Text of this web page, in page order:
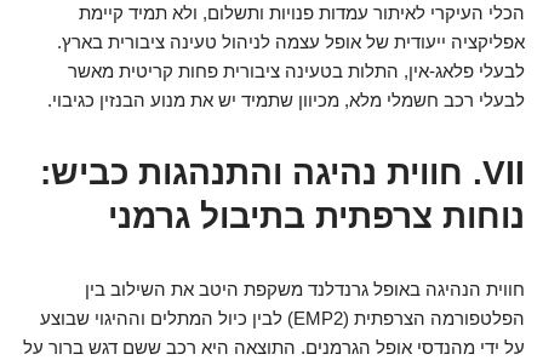
הכלי העיקרי לאיתור עמדות פנויות ותשלום, ולא תמיד קיימת
אפליקציה ייעודית של אופל עצמה לניהול טעינה ציבורית בארץ.
לבעלי פלאג-אין, התלות בטעינה ציבורית פחות קריטית מאשר
לבעלי רכב חשמלי מלא, מכיוון שתמיד יש את מנוע הבנזין כגיבוי.
VII. חווית נהיגה והתנהגות כביש:
נוחות צרפתית בתיבול גרמני
חווית הנהיגה באופל גרנדלנד משקפת היטב את השילוב בין
הפלטפורמה הצרפתית (EMP2) לבין כיול המתלים וההיגוי שבוצע
על ידי מהנדסי אופל הגרמנים. התוצאה היא רכב ששם דגש ברור על